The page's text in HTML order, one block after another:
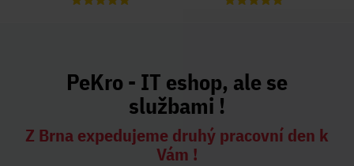
PeKro - IT eshop, ale se
službami !
Z Brna expedujeme druhý pracovní den k
Vám !